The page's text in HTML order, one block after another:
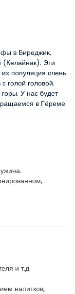
в Биреджик,
(Келайнак). Эти
популяция очень
голой головой.
У нас будет
в Гёреме.
и т.д.
напитков,